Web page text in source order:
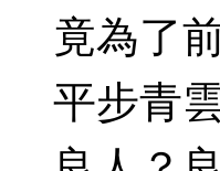
竟為了
平步青